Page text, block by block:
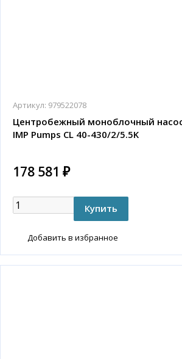
Артикул: 979522078
Центробежный моноблочный
IMP Pumps CL 40-430/2/5.5K
178 581 ₽
Добавить в избранное